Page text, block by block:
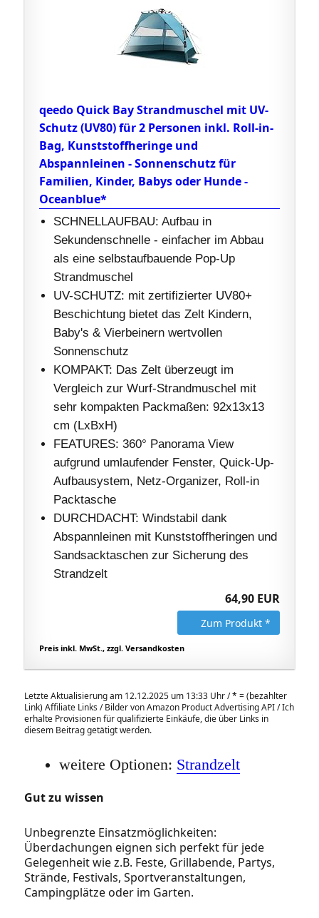
qeedo Quick Bay Strandmuschel mit UV-
Schutz (UV80) für 2 Personen inkl. Roll-in-
Bag, Kunststoffheringe und
Abspannleinen - Sonnenschutz für
Familien, Kinder, Babys oder Hunde -
Oceanblue*
SCHNELLAUFBAU: Aufbau in
Sekundenschnelle - einfacher im Abbau
als eine selbstaufbauende Pop-Up
Strandmuschel
UV-SCHUTZ: mit zertifizierter UV80+
Beschichtung bietet das Zelt Kindern,
Baby's & Vierbeinern wertvollen
Sonnenschutz
KOMPAKT: Das Zelt überzeugt im
Vergleich zur Wurf-Strandmuschel mit
sehr kompakten Packmaßen: 92x13x13
cm (LxBxH)
FEATURES: 360° Panorama View
aufgrund umlaufender Fenster, Quick-Up-
Aufbausystem, Netz-Organizer, Roll-in
Packtasche
DURCHDACHT: Windstabil dank
Abspannleinen mit Kunststoffheringen und
Sandsacktaschen zur Sicherung des
Strandzelt
64,90 EUR
Zum Produkt *
Preis inkl. MwSt., zzgl. Versandkosten
Letzte Aktualisierung am 12.12.2025 um 13:33 Uhr /* = (bezahlter
Link) Affiliate Links / Bilder von Amazon Product Advertising API / Ich
erhalte Provisionen für qualifizierte Einkäufe, die über Links in
diesem Beitrag getätigt werden.
weitere Optionen: Strandzelt
Gut zu wissen
Unbegrenzte Einsatzmöglichkeiten:
Überdachungen eignen sich perfekt für jede
Gelegenheit wie z.B. Feste, Grillabende, Partys,
Strände, Festivals, Sportveranstaltungen,
Campingplätze oder im Garten.